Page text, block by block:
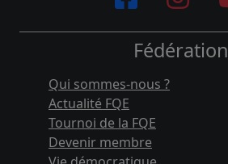
Fédération
Qui sommes-nous ?
Actualité FQE
Tournoi de la FQE
Devenir membre